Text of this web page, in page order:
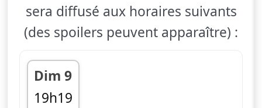
sera diffusé aux horaires suivants
(des spoilers peuvent apparaître) :
Dim 9
19h19